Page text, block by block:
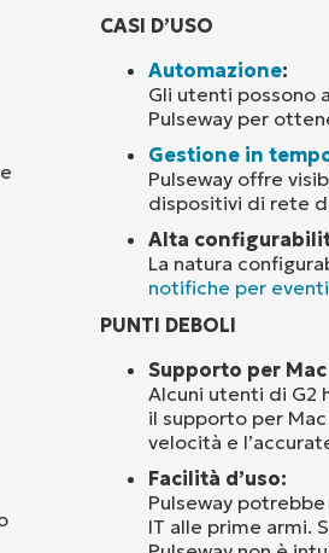
CASI D’USO
Automazione:
Gli utenti possono
Pulseway per
Gestione in
Pulseway offre
dispositivi di rete
Alta
La natura
notifiche per
PUNTI DEBOLI
Supporto per
Alcuni utenti di G2
il supporto per
velocità e
Facilità d’uso:
Pulseway
IT alle prime armi.